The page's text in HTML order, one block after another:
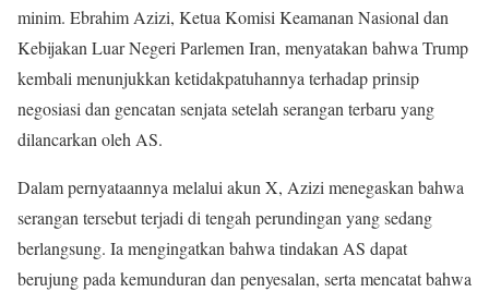
minim. Ebrahim Azizi, Ketua Komisi Keamanan Nasional dan
Kebijakan Luar Negeri Parlemen Iran, menyatakan bahwa Trump
kembali menunjukkan ketidakpatuhannya terhadap prinsip
negosiasi dan gencatan senjata setelah serangan terbaru yang
dilancarkan oleh AS.
Dalam pernyataannya melalui akun X, Azizi menegaskan bahwa
serangan tersebut terjadi di tengah perundingan yang sedang
berlangsung. Ia mengingatkan bahwa tindakan AS dapat
berujung pada kemunduran dan penyesalan, serta mencatat bahwa